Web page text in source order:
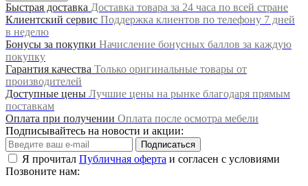
Быстрая доставка Доставка товара за 24 часа по всей стране
Клиентский сервис Поддержка клиентов по телефону 7 дней
в неделю
Бонусы за покупки Начисление бонусных баллов за каждую
покупку
Гарантия качества Только оригинальные товары от
производителей
Доступные цены Лучшие цены на рынке благодаря прямым
поставкам
Оплата при получении Оплата после осмотра мебели
Подписывайтесь на новости и акции:
Подписаться
Я прочитал Публичная оферта и согласен с условиями
Позвоните нам: